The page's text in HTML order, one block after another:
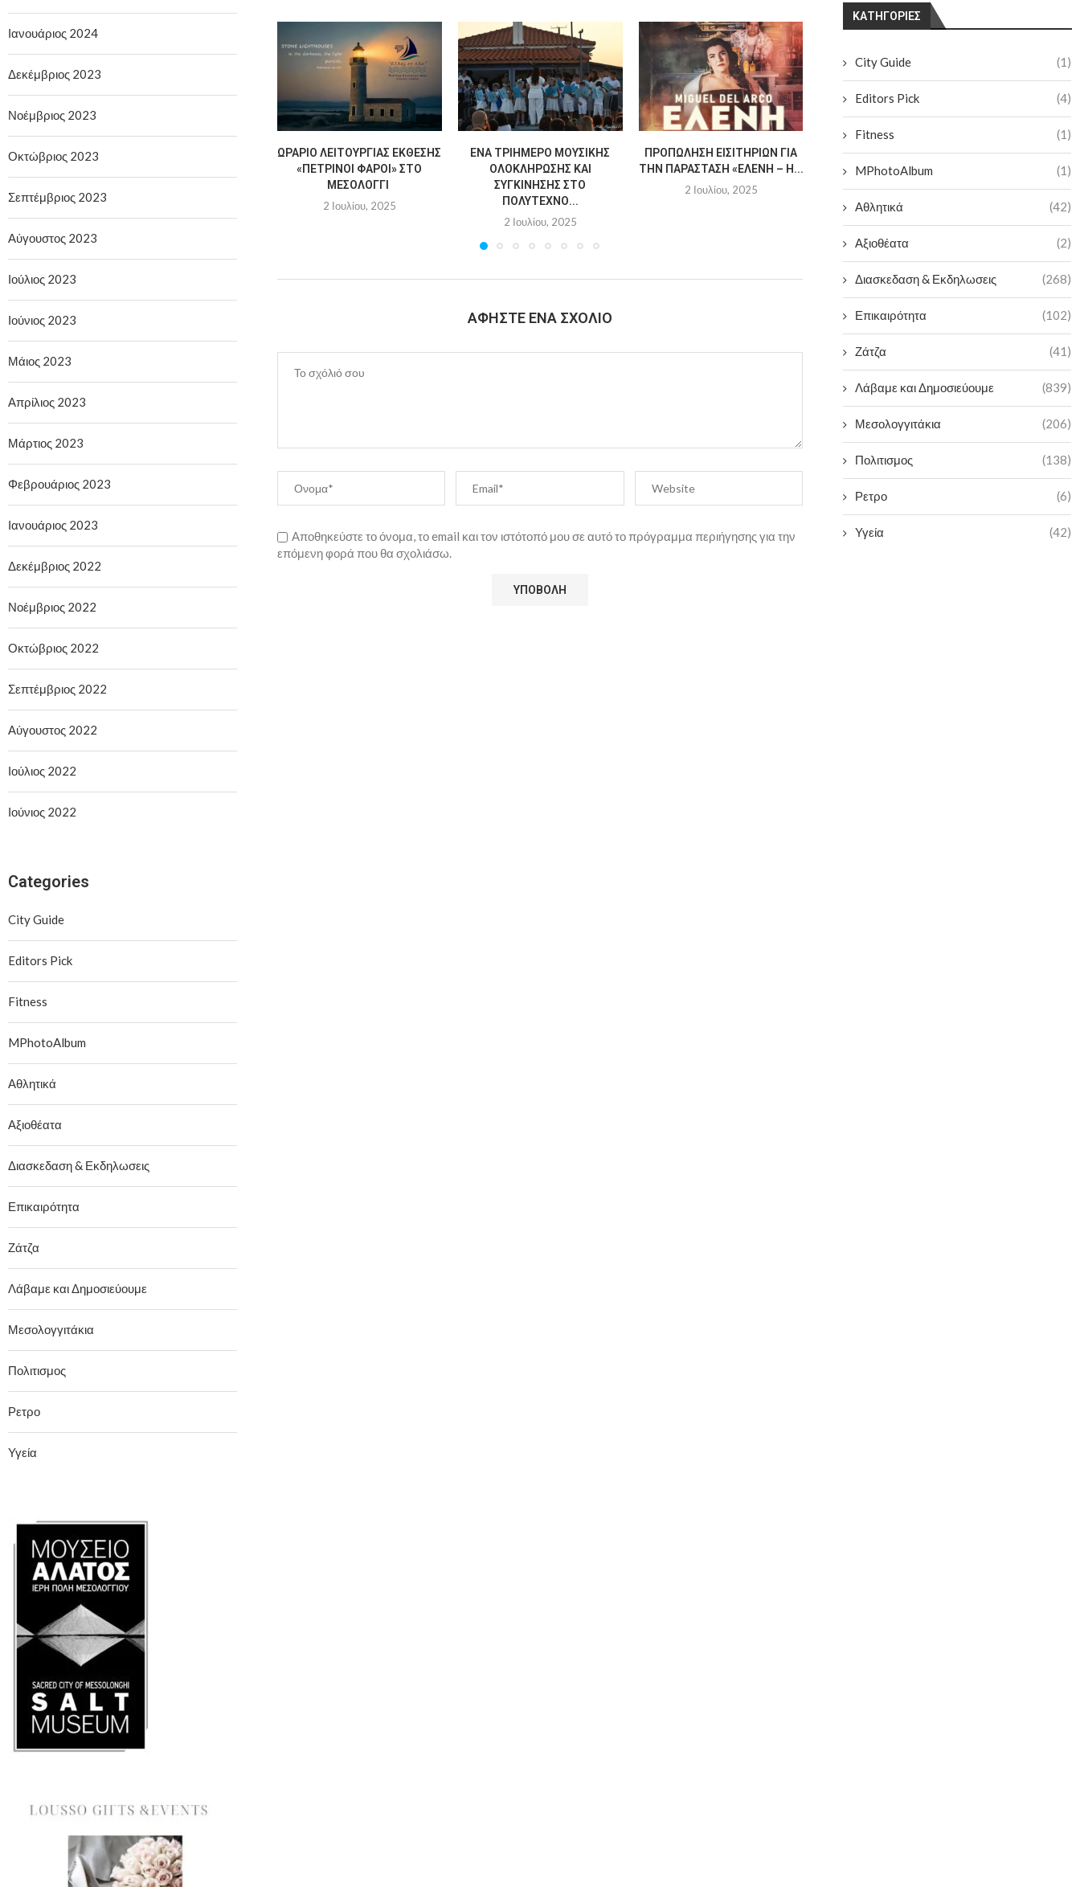
ΩΡΆΡΙΟ ΛΕΙΤΟΥΡΓΊΑΣ ΈΚΘΕΣΗΣ
«ΠΈΤΡΙΝΟΙ ΦΆΡΟΙ» ΣΤΟ
ΜΕΣΟΛΌΓΓΙ
2 Ιουλίου, 2025
ΈΝΑ ΤΡΙΉΜΕΡΟ ΜΟΥΣΙΚΉΣ
ΟΛΟΚΛΉΡΩΣΗΣ ΚΑΙ
ΣΥΓΚΊΝΗΣΗΣ ΣΤΟ
ΠΟΛΎΤΕΧΝΟ...
2 Ιουλίου, 2025
ΠΡΟΠΏΛΗΣΗ ΕΙΣΙΤΗΡΊΩΝ ΓΙΑ
ΤΗΝ ΠΑΡΆΣΤΑΣΗ «ΕΛΈΝΗ – Η...
2 Ιουλίου, 2025
“ΣΤΟΥ ΑΗ-ΓΙΆΝΝΗ ΤΙΣ
ΦΩΤΙΈΣ”
2 Ιουλίου, 2025
ΒΡΑΔΙΆ
2
ΑΦΉΣΤΕ ΈΝΑ ΣΧΌΛΙΟ
Αποθηκεύστε το όνομα, το email και τον ιστότοπό μου σε αυτό το πρόγραμμα περιήγησης για την
επόμενη φορά που θα σχολιάσω.
KΑΤΗΓΟΡΊΕΣ
City Guide (1)
Editors Pick (4)
Fitness (1)
MPhotoAlbum (1)
Αθλητικά (42)
Αξιοθέατα (2)
Διασκεδαση & Εκδηλωσεις (268)
Επικαιρότητα (102)
Ζάτζα (41)
Λάβαμε και Δημοσιεύουμε (839)
Μεσολογγιτάκια (206)
Πολιτισμος (138)
Ρετρο (6)
Υγεία (42)
Ιανουάριος 2024
Δεκέμβριος 2023
Νοέμβριος 2023
Οκτώβριος 2023
Σεπτέμβριος 2023
Αύγουστος 2023
Ιούλιος 2023
Ιούνιος 2023
Μάιος 2023
Απρίλιος 2023
Μάρτιος 2023
Φεβρουάριος 2023
Ιανουάριος 2023
Δεκέμβριος 2022
Νοέμβριος 2022
Οκτώβριος 2022
Σεπτέμβριος 2022
Αύγουστος 2022
Ιούλιος 2022
Ιούνιος 2022
Categories
City Guide
Editors Pick
Fitness
MPhotoAlbum
Αθλητικά
Αξιοθέατα
Διασκεδαση & Εκδηλωσεις
Επικαιρότητα
Ζάτζα
Λάβαμε και Δημοσιεύουμε
Μεσολογγιτάκια
Πολιτισμος
Ρετρο
Υγεία